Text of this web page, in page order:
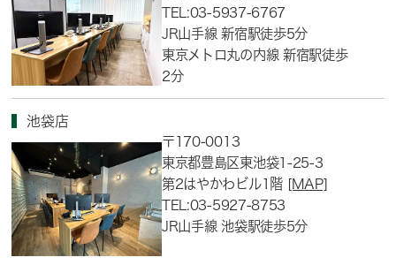
TEL:03-5937-6767
JR山手線 新宿駅徒歩5分
東京メトロ丸の内線 新宿駅徒歩
2分
池袋店
〒170-0013
東京都豊島区東池袋1-25-3
第2はやかわビル1階 [MAP]
TEL:03-5927-8753
JR山手線 池袋駅徒歩5分